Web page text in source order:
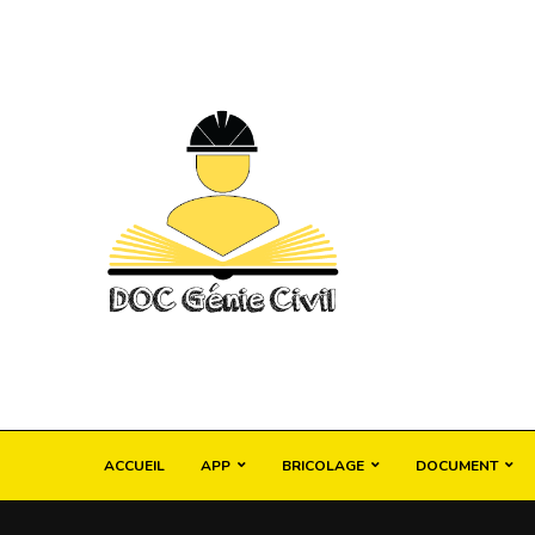
ACCUEIL APP BRICOLAGE DOCUMENT